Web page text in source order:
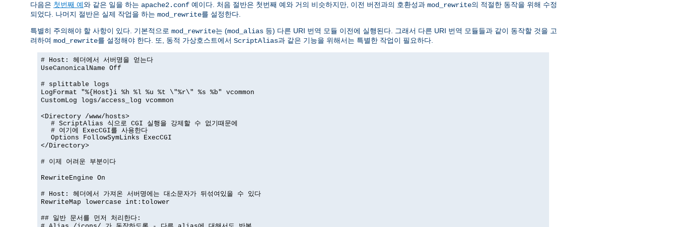
다음은 첫번째 예와 같은 일을 하는 apache2.conf 예이다. 처음 절반은 첫번째 예와 거의 비슷하지만, 이전 버전과의 호환성과 mod_rewrite의 적절한 동작을 위해 수정
되었다. 나머지 절반은 실제 작업을 하는 mod_rewrite를 설정한다.
특별히 주의해야 할 사항이 있다. 기본적으로 mod_rewrite는 (mod_alias 등) 다른 URI 번역 모듈 이전에 실행된다. 그래서 다른 URI 번역 모듈들과 같이 동작할 것을 고
려하여 mod_rewrite를 설정해야 한다. 또, 동적 가상호스트에서 ScriptAlias과 같은 기능을 위해서는 특별한 작업이 필요하다.
# Host: 헤더에서 서버명을 얻는다
UseCanonicalName Off
# splittable logs
LogFormat "%{Host}i %h %l %u %t \"%r\" %s %b" vcommon
CustomLog logs/access_log vcommon
<Directory /www/hosts>
# ScriptAlias 식으로 CGI 실행을 강제할 수 없기때문에
# 여기에 ExecCGI를 사용한다
Options FollowSymLinks ExecCGI
</Directory>
# 이제 어려운 부분이다
RewriteEngine On
# Host: 헤더에서 가져온 서버명에는 대소문자가 뒤섞여있을 수 있다
RewriteMap lowercase int:tolower
## 일반 문서를 먼저 처리한다: